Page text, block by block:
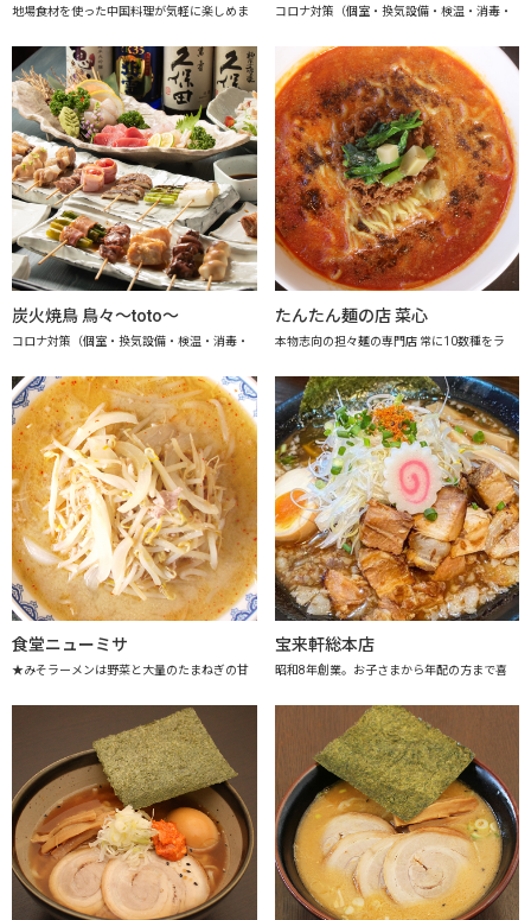
地場食材を使った中国料理が気軽に楽しめま コロナ対策（個室・換気設備・検温・消毒・
炭火焼鳥 鳥々～toto～
コロナ対策（個室・換気設備・検温・消毒・
たんたん麺の店 菜心
本物志向の担々麺の専門店 常に10数種をラ
食堂ニューミサ
★みそラーメンは野菜と大量のたまねぎの甘
宝来軒総本店
昭和8年創業。お子さまから年配の方まで喜